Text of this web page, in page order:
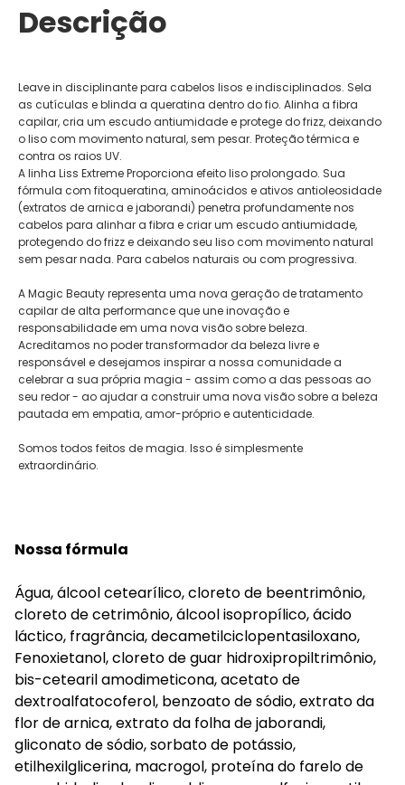
Descrição
Leave in disciplinante para cabelos lisos e indisciplinados. Sela
as cutículas e blinda a queratina dentro do fio. Alinha a fibra
capilar, cria um escudo antiumidade e protege do frizz, deixando
o liso com movimento natural, sem pesar. Proteção térmica e
contra os raios UV.
A linha Liss Extreme Proporciona efeito liso prolongado. Sua
fórmula com fitoqueratina, aminoácidos e ativos antioleosidade
(extratos de arnica e jaborandi) penetra profundamente nos
cabelos para alinhar a fibra e criar um escudo antiumidade,
protegendo do frizz e deixando seu liso com movimento natural
sem pesar nada. Para cabelos naturais ou com progressiva.
A Magic Beauty representa uma nova geração de tratamento
capilar de alta performance que une inovação e
responsabilidade em uma nova visão sobre beleza.
Acreditamos no poder transformador da beleza livre e
responsável e desejamos inspirar a nossa comunidade a
celebrar a sua própria magia - assim como a das pessoas ao
seu redor - ao ajudar a construir uma nova visão sobre a beleza
pautada em empatia, amor-próprio e autenticidade.
Somos todos feitos de magia. Isso é simplesmente
extraordinário.
Nossa fórmula
Água, álcool cetearílico, cloreto de beentrimônio,
cloreto de cetrimônio, álcool isopropílico, ácido
láctico, fragrância, decametilciclopentasiloxano,
Fenoxietanol, cloreto de guar hidroxipropiltrimônio,
bis-cetearil amodimeticona, acetato de
dextroalfatocoferol, benzoato de sódio, extrato da
flor de arnica, extrato da folha de jaborandi,
gliconato de sódio, sorbato de potássio,
etilhexilglicerina, macrogol, proteína do farelo de